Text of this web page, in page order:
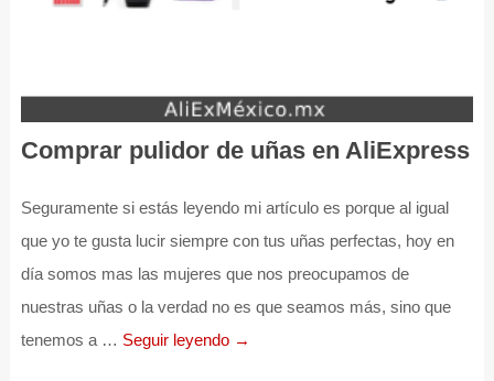
Comprar pulidor de uñas en AliExpress
Seguramente si estás leyendo mi artículo es porque al igual
que yo te gusta lucir siempre con tus uñas perfectas, hoy en
día somos mas las mujeres que nos preocupamos de
nuestras uñas o la verdad no es que seamos más, sino que
tenemos a … Seguir leyendo →